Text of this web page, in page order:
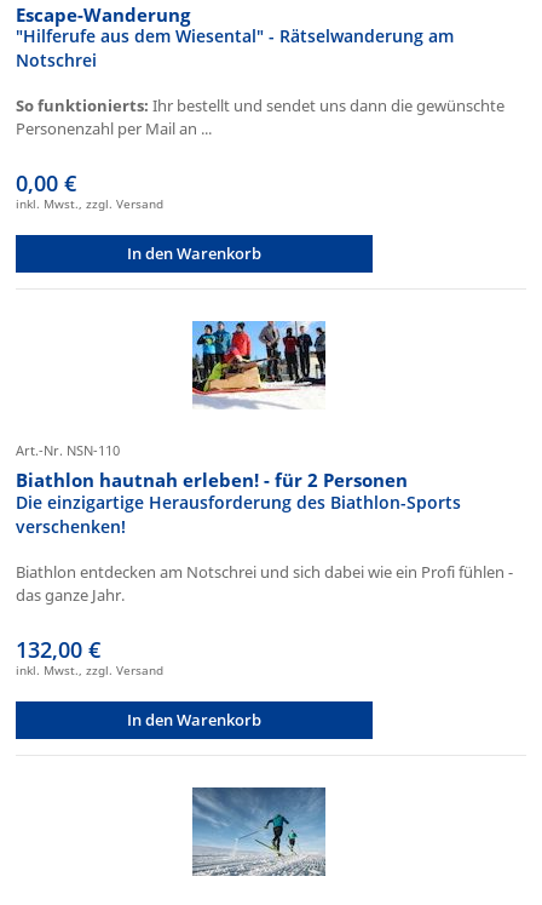
Escape-Wanderung
"Hilferufe aus dem Wiesental" - Rätselwanderung am
Notschrei
So funktionierts: Ihr bestellt und sendet uns dann die gewünschte
Personenzahl per Mail an ...
0,00 €
inkl. Mwst., zzgl. Versand
In den Warenkorb
Art.-Nr. NSN-110
Biathlon hautnah erleben! - für 2 Personen
Die einzigartige Herausforderung des Biathlon-Sports
verschenken!
Biathlon entdecken am Notschrei und sich dabei wie ein Profi fühlen -
das ganze Jahr.
132,00 €
inkl. Mwst., zzgl. Versand
In den Warenkorb